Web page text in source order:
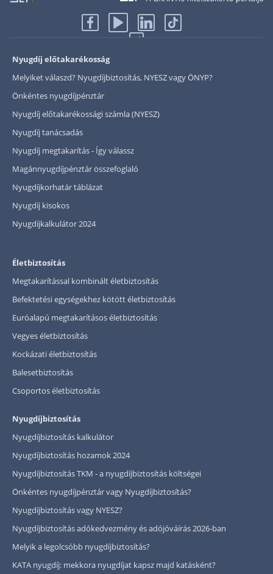
Nyugdíj előtakarékosság
Melyiket válaszd? Nyugdíjbiztosítás, NYESZ vagy ÖNYP?
Önkéntes nyugdíjpénztár
Nyugdíj előtakarékossági számla (NYESZ)
Nyugdíj tanácsadás
Nyugdíj megtakarítás - Így válassz
Magánnyugdíjpénztár összefoglaló
Nyugdíjkorhatár táblázat
Nyugdíj kisokos
Nyugdíjkalkulátor 2024
Életbiztosítás
Megtakarítással kombinált életbiztosítás
Befektetési egységekhez kötött életbiztosítás
Euróalapú megtakarításos életbiztosítás
Vegyes életbiztosítás
Kockázati életbiztosítás
Balesetbiztosítás
Csoportos életbiztosítás
Nyugdíjbiztosítás
Nyugdíjbiztosítás kalkulátor
Nyugdíjbiztosítás hozamok 2024
Nyugdíjbiztosítás TKM - a nyugdíjbiztosítás költségei
Önkéntes nyugdíjpénztár vagy Nyugdíjbiztosítás?
Nyugdíjbiztosítás vagy NYESZ?
Nyugdíjbiztosítás adókedvezmény és adójóváírás 2026-ban
Melyik a legolcsóbb nyugdíjbiztosítás?
KATA nyugdíj: mekkora nyugdíjat kapsz majd katásként?